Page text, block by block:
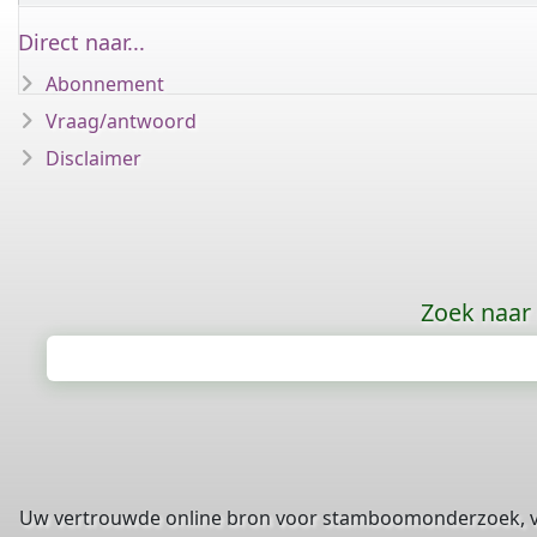
Direct naar...
Abonnement
Vraag/antwoord
Disclaimer
Zoek
Uw vertrouwde online bron voor